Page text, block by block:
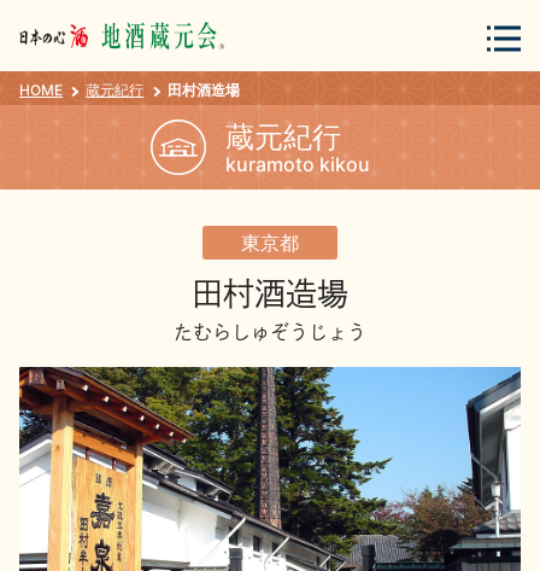
会員登録 ログイン
蔵元紀行 地酒カタログ
HOME 蔵元紀行 田村酒造場
蔵元紀行
kuramoto kikou
東京都
田村酒造場
たむらしゅぞうじょう